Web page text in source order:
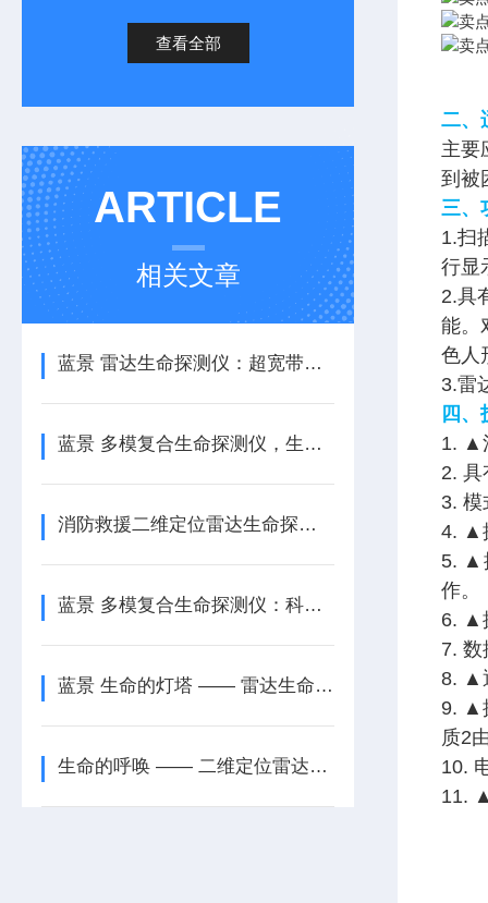
查看全部
ARTICLE
相关文章
蓝景 雷达生命探测仪：超宽带雷达黑科技，生命探测快准狠
蓝景 多模复合生命探测仪，生命救援的智慧之选
消防救援二维定位雷达生命探测仪：多场景救援的万-能-钥-匙
蓝景 多模复合生命探测仪：科技赋能救援使命
蓝景 生命的灯塔 —— 雷达生命探测仪（二维）
生命的呼唤 —— 二维定位雷达生命探测仪
二、
主要
到被
三、
1.扫
行显
2.具
能。
色人
3.雷
四、
1. ▲
2. 具
3. 模
4. ▲
5. ▲
作。
6. ▲
7. 数
8. ▲
9. ▲
质2
10.
11.